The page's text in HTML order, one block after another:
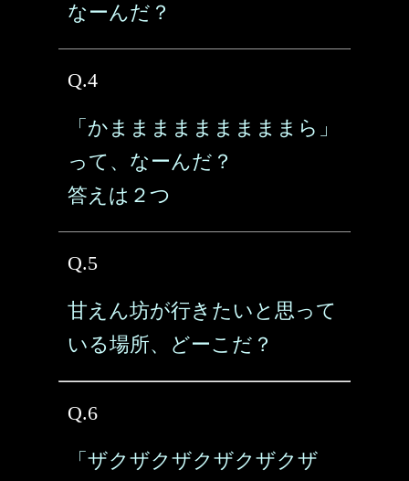
なーんだ？
Q.4
「かまままままままままら」
って、なーんだ？
答えは２つ
Q.5
甘えん坊が行きたいと思って
いる場所、どーこだ？
Q.6
「ザクザクザクザクザクザ